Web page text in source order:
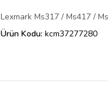
Lexmark Ms317 / Ms417 /
Ürün Kodu: kcm37277280